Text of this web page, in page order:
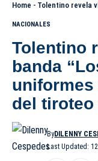
Home - Tolentino revela videos de
NACIONALES
Tolentino
banda
uniformes
del
Last Updated:
ByDILENNY